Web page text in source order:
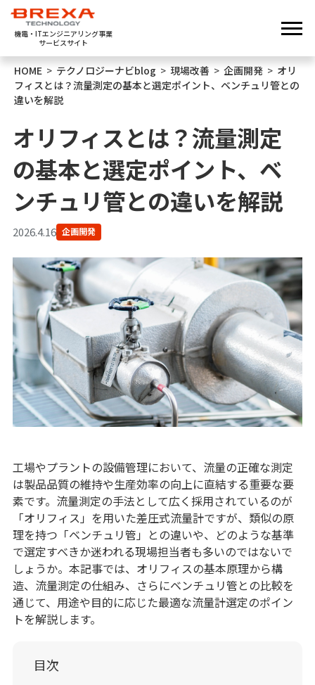
機電・ITエンジニアリング事業
サービスサイト
HOME > テクノロジーナビblog > 現場改善 > 企画開発 > オリ
フィスとは？流量測定の基本と選定ポイント、ベンチュリ管との
違いを解説
オリフィスとは？流量測定
の基本と選定ポイント、ベ
ンチュリ管との違いを解説
2026.4.16 企画開発
工場やプラントの設備管理において、流量の正確な測定
は製品品質の維持や生産効率の向上に直結する重要な要
素です。流量測定の手法として広く採用されているのが
「オリフィス」を用いた差圧式流量計ですが、類似の原
理を持つ「ベンチュリ管」との違いや、どのような基準
で選定すべきか迷われる現場担当者も多いのではないで
しょうか。本記事では、オリフィスの基本原理から構
造、流量測定の仕組み、さらにベンチュリ管との比較を
通じて、用途や目的に応じた最適な流量計選定のポイン
トを解説します。
目次